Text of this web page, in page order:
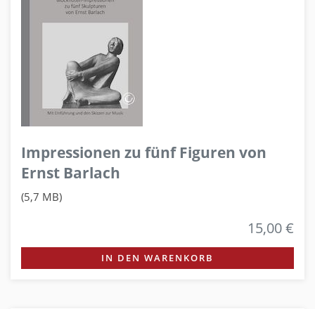
Impressionen zu fünf Figuren von
Ernst Barlach
(5,7 MB)
15,00 €
IN DEN WARENKORB